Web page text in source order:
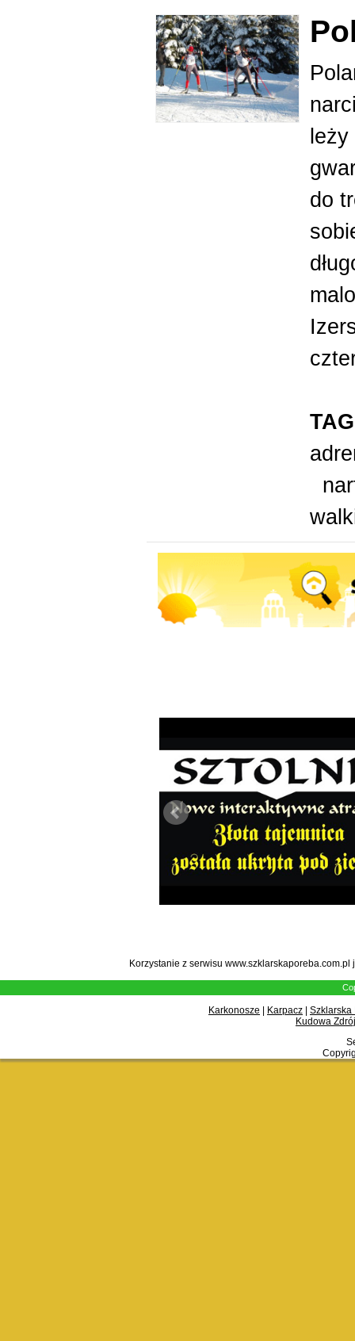
do
Korzystanie z serwisu
Karkonosze Karpacz
Szklarska
Kudowa